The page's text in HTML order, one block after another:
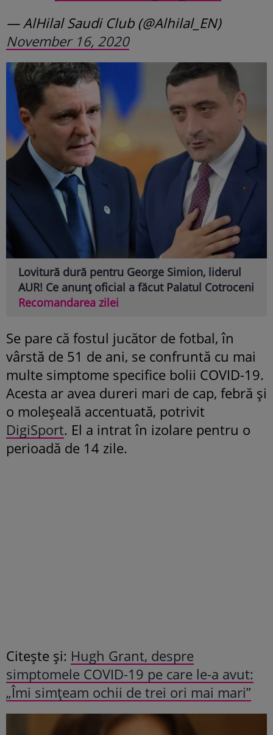
— AlHilal Saudi Club (@Alhilal_EN)
November 16, 2020
Lovitură dură pentru George Simion, liderul
AUR! Ce anunț oficial a făcut Palatul Cotroceni
Recomandarea zilei
Se pare că fostul jucător de fotbal, în
vârstă de 51 de ani, se confruntă cu mai
multe simptome specifice bolii COVID-19.
Acesta ar avea dureri mari de cap, febră şi
o moleşeală accentuată, potrivit
DigiSport. El a intrat în izolare pentru o
perioadă de 14 zile.
Citește și: Hugh Grant, despre
simptomele COVID-19 pe care le-a avut:
„Îmi simţeam ochii de trei ori mai mari”